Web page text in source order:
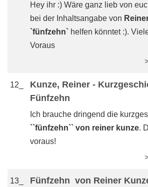
Hey ihr :) Wäre ganz lieb von
bei der Inhaltsangabe von
`fünfzehn` helfen könntet :).
Voraus
12_
Kunze, Reiner -
Fünfzehn
Ich brauche dringend die
``fünfzehn`` von reiner kunze.
voraus!
13_ Fünfzehn ‭ von Reiner